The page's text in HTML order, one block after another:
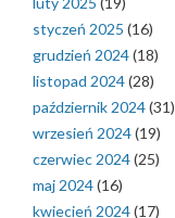
styczeń 2025 (16)
grudzień 2024(18)
listopad 2024(28)
październik 2024(31)
wrzesień 2024(19)
czerwiec 2024(25)
maj 2024(16)
kwiecień 2024(17)